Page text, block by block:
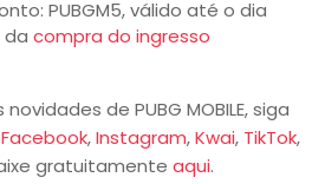
PUBGM5, válido até o dia
da compra do ingresso
de PUBG MOBILE, siga
Facebook,Instagram,Kwai, TikTok,
gratuitamente aqui.